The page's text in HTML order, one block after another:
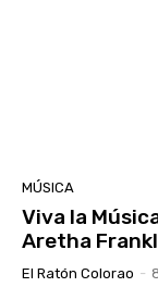
MÚSICA
Viva la
Aretha
El Ratón Colorao -